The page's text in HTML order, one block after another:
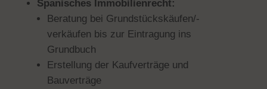
Spanisches Immobilienrecht:
Beratung bei Grundstückskäufen/-
verkäufen bis zur Eintragung ins
Grundbuch
Erstellung der Kaufverträge und
Bauverträge